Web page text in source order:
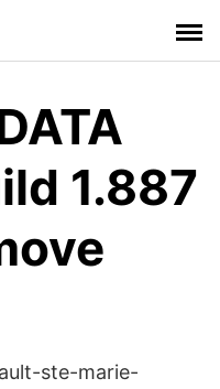
1.887
ste-marie-